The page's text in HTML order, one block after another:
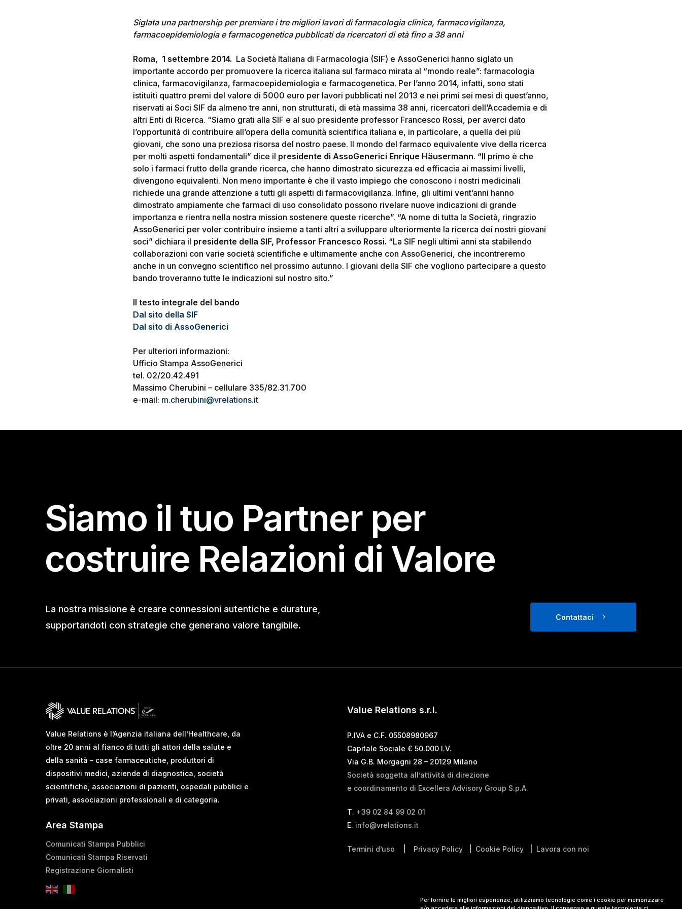
Per fornire le migliori esperienze, utilizziamo tecnologie come i cookie per memorizzare
Hit enter to search or ESC to closeSiglata una partnership per premiare i tre migliori lavori di farmacologia clinica, farmacovigilanza,
farmacoepidemiologia e farmacogenetica pubblicati da ricercatori di età fino a 38 anni
Roma, 1 settembre 2014. La Società Italiana di Farmacologia (SIF) e AssoGenerici hanno siglato un
importante accordo per promuovere la ricerca italiana sul farmaco mirata al “mondo reale”: farmacologia
clinica, farmacovigilanza, farmacoepidemiologia e farmacogenetica. Per l’anno 2014, infatti, sono stati
istituiti quattro premi del valore di 5000 euro per lavori pubblicati nel 2013 e nei primi sei mesi di quest’anno,
riservati ai Soci SIF da almeno tre anni, non strutturati, di età massima 38 anni, ricercatori dell’Accademia e di
altri Enti di Ricerca. “Siamo grati alla SIF e al suo presidente professor Francesco Rossi, per averci dato
l’opportunità di contribuire all’opera della comunità scientifica italiana e, in particolare, a quella dei più
giovani, che sono una preziosa risorsa del nostro paese. Il mondo del farmaco equivalente vive della ricerca
per molti aspetti fondamentali” dice il presidente di AssoGenerici Enrique Häusermann. “Il primo è che
solo i farmaci frutto della grande ricerca, che hanno dimostrato sicurezza ed efficacia ai massimi livelli,
divengono equivalenti. Non meno importante è che il vasto impiego che conoscono i nostri medicinali
richiede una grande attenzione a tutti gli aspetti di farmacovigilanza. Infine, gli ultimi vent’anni hanno
dimostrato ampiamente che farmaci di uso consolidato possono rivelare nuove indicazioni di grande
importanza e rientra nella nostra mission sostenere queste ricerche”. “A nome di tutta la Società, ringrazio
AssoGenerici per voler contribuire insieme a tanti altri a sviluppare ulteriormente la ricerca dei nostri giovani
soci” dichiara il presidente della SIF, Professor Francesco Rossi. “La SIF negli ultimi anni sta stabilendo
collaborazioni con varie società scientifiche e ultimamente anche con AssoGenerici, che incontreremo
anche in un convegno scientifico nel prossimo autunno. I giovani della SIF che vogliono partecipare a questo
bando troveranno tutte le indicazioni sul nostro sito.”
Il testo integrale del bando
Dal sito della SIF
Dal sito di AssoGenerici
Per ulteriori informazioni:
Ufficio Stampa AssoGenerici
tel. 02/20.42.491
Massimo Cherubini – cellulare 335/82.31.700
e-mail: m.cherubini@vrelations.it
Siamo il tuo Partner per
costruire Relazioni di Valore
La nostra missione è creare connessioni autentiche e durature,
supportandoti con strategie che generano valore tangibile.
Contattaci
Value Relations è l’Agenzia italiana dell’Healthcare, da
oltre 20 anni al fianco di tutti gli attori della salute e
della sanità – case farmaceutiche, produttori di
dispositivi medici, aziende di diagnostica, società
scientifiche, associazioni di pazienti, ospedali pubblici e
privati, associazioni professionali e di categoria.
Area Stampa
Comunicati Stampa Pubblici
Comunicati Stampa Riservati
Registrazione Giornalisti
Value Relations s.r.l.
P.IVA e C.F. 05508980967
Capitale Sociale € 50.000 I.V.
Via G.B. Morgagni 28 – 20129 Milano
Società soggetta all’attività di direzione
e coordinamento di Excellera Advisory Group S.p.A.
T. +39 02 84 99 02 01
E. info@vrelations.it
Termini d’uso Privacy Policy| Cookie Policy| Lavora con noi